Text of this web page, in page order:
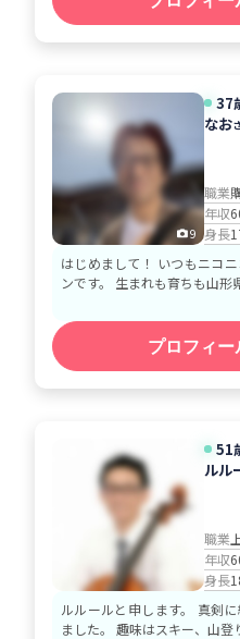
9
37
なお
職業
年収
身長
はじめまして！ いつもニコニコおっとり穏やかな眼鏡パイセ
ンです。 生まれも育ち
プロフィー
51
ルル
職業
年収
身長
ルルールと申します。 真剣